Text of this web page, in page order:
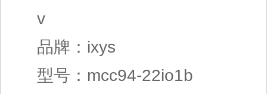
v
品牌：ixys
型号：mcc94-22io1b